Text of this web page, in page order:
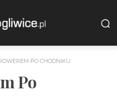
PO CHODNIKU
Po